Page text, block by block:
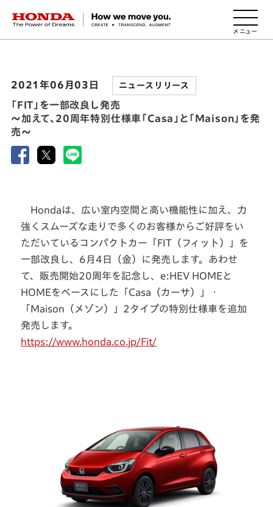
HONDA The Power of Dreams
2021年06月03日 ニュースリリース
「FIT」を一部改良し発売
～加えて、20周年特別仕様車「Casa」と「Maison」を発
売～
Hondaは、広い室内空間と高い機能性に加え、力
強くスムーズな走りで多くのお客様からご好評をい
ただいているコンパクトカー「FIT（フィット）」を
一部改良し、6月4日（金）に発売します。あわせ
て、販売開始20周年を記念し、e:HEV HOMEと
HOMEをベースにした「Casa（カーサ）」・
「Maison（メゾン）」2タイプの特別仕様車を追加
発売します。
https://www.honda.co.jp/Fit/